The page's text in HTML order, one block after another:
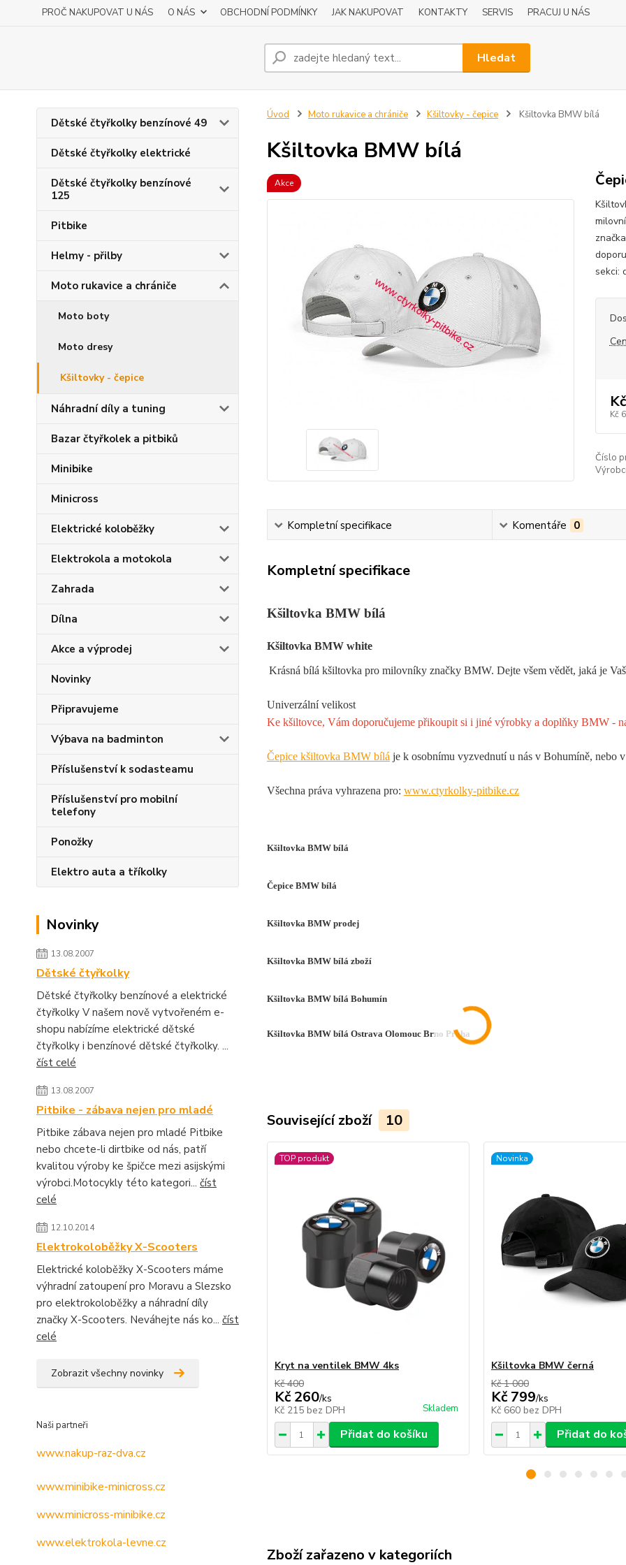
PROČ NAKUPOVAT U NÁS O NÁS OBCHODNÍ PODMÍNKY JAK NAKUPOVAT KONTAKTY SERVIS PRACUJ U NÁS
Hledat
Dětské čtyřkolky benzínové 49
Dětské čtyřkolky elektrické
Dětské čtyřkolky benzínové
125
Pitbike
Helmy - přilby
Moto rukavice a chrániče
Moto boty
Moto dresy
Kšiltovky - čepice
Náhradní díly a tuning
Bazar čtyřkolek a pitbiků
Minibike
Minicross
Elektrické koloběžky
Elektrokola a motokola
Zahrada
Dílna
Akce a výprodej
Novinky
Připravujeme
Výbava na badminton
Příslušenství k sodasteamu
Příslušenství pro mobilní
telefony
Ponožky
Elektro auta a tříkolky
Novinky
13.08.2007
Dětské čtyřkolky
Dětské čtyřkolky benzínové a elektrické
čtyřkolky V našem nově vytvořeném e-
shopu nabízíme elektrické dětské
čtyřkolky i benzínové dětské čtyřkolky. ...
číst celé
13.08.2007
Pitbike - zábava nejen pro mladé
Pitbike zábava nejen pro mladé Pitbike
nebo chcete-li dirtbike od nás, patří
kvalitou výroby ke špičce mezi asijskými
výrobci.Motocykly této kategori... číst
celé
12.10.2014
Elektrokoloběžky X-Scooters
Elektrické koloběžky X-Scooters máme
výhradní zatoupení pro Moravu a Slezsko
pro elektrokoloběžky a náhradní díly
značky X-Scooters. Neváhejte nás ko... číst
celé
Zobrazit všechny novinky
Naši partneři
www.nakup-raz-dva.cz
www.minibike-minicross.cz
www.minicross-minibike.cz
www.elektrokola-levne.cz
Úvod Moto rukavice a chrániče Kšiltovky - čepice Kšiltovka BMW bílá
Kšiltovka BMW bílá
Akce
sekci:
Kč
Číslo
Kompletní specifikace Komentáře 0
Kompletní specifikace
Kšiltovka BMW bílá
Kšiltovka BMW white
Krásná bílá kšiltovka pro milovníky značky BMW. Dejte všem vědět, jaká je
Univerzální velikost
Ke kšiltovce, Vám doporučujeme přikoupit si i jiné výrobky a doplňky BMW -
Čepice kšiltovka BMW bílá je k osobnímu vyzvednutí u nás v Bohumíně, nebo
Všechna práva vyhrazena pro: www.ctyrkolky-pitbike.cz
Kšiltovka BMW bílá
Čepice BMW bílá
Kšiltovka BMW prodej
Kšiltovka BMW bílá zboží
Kšiltovka BMW bílá Bohumín
Kšiltovka BMW bílá Ostrava Olomouc Brno Praha
Související zboží 10
TOP produkt
Kryt na ventilek BMW 4ks
Kč 400
Kč 260/ks
Kč 215 bez DPH Skladem
Přidat do košíku
Novinka
Kšiltovka BMW černá
Kč 1 000
Kč 799/ks
Kč 660 bez DPH
Přidat do
Zboží zařazeno v kategoriích